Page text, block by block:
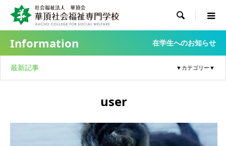

Information 在学生へのお知らせ
最新記事
user